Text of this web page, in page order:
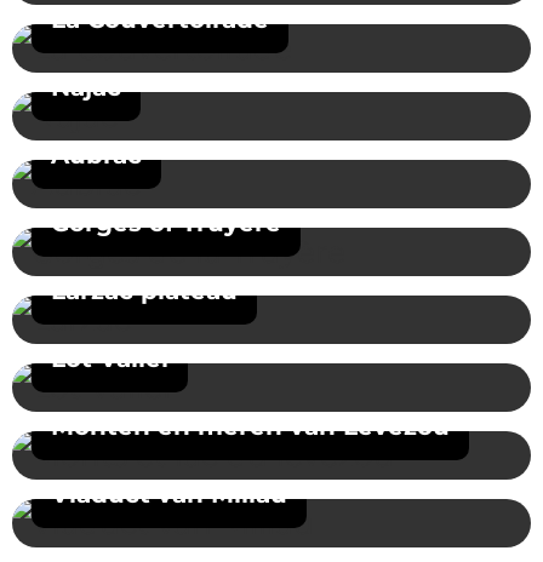
La Couvertoirade
Najac
Aubrac
Gorges of Truyère
Larzac plateau
Lot Vallei
Monten en meren van Lévézou
Viaduct van Millau